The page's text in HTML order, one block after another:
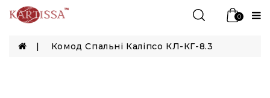
0
Комод Спальні Каліпсо КЛ-КГ-8.3